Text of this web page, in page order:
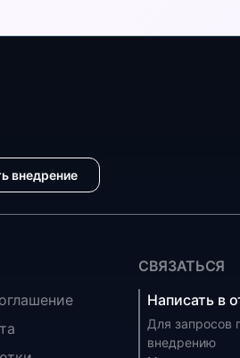
внедрение
СВЯЗАТЬСЯ
Написать в
Для запросов
внедрению